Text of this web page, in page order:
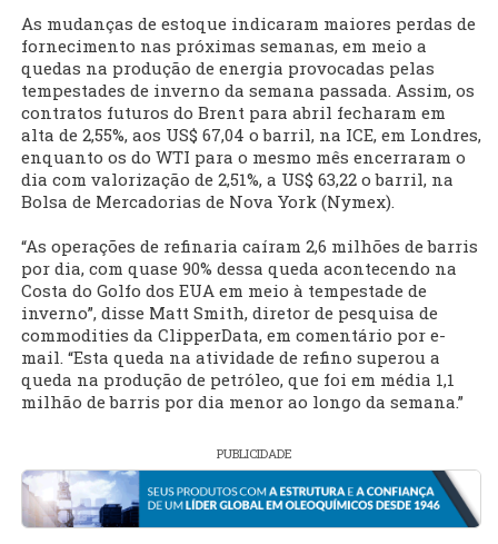
As mudanças de estoque indicaram maiores perdas de
fornecimento nas próximas semanas, em meio a
quedas na produção de energia provocadas pelas
tempestades de inverno da semana passada. Assim, os
contratos futuros do Brent para abril fecharam em
alta de 2,55%, aos US$ 67,04 o barril, na ICE, em Londres,
enquanto os do WTI para o mesmo mês encerraram o
dia com valorização de 2,51%, a US$ 63,22 o barril, na
Bolsa de Mercadorias de Nova York (Nymex).
“As operações de refinaria caíram 2,6 milhões de barris
por dia, com quase 90% dessa queda acontecendo na
Costa do Golfo dos EUA em meio à tempestade de
inverno”, disse Matt Smith, diretor de pesquisa de
commodities da ClipperData, em comentário por e-
mail. “Esta queda na atividade de refino superou a
queda na produção de petróleo, que foi em média 1,1
milhão de barris por dia menor ao longo da semana.”
PUBLICIDADE